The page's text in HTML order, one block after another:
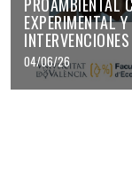
EXPERIMENTAL
04/06/26